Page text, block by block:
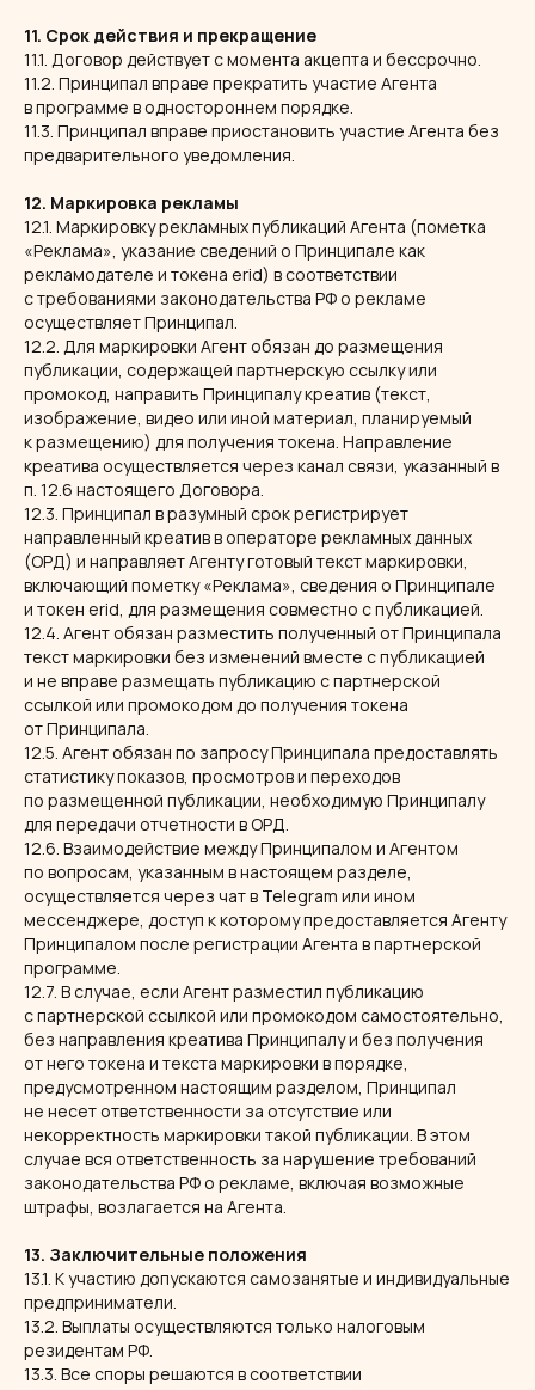
11. Срок действия и прекращение
11.1. Договор действует с момента акцепта и бессрочно.
11.2. Принципал вправе прекратить участие Агента
в программе в одностороннем порядке.
11.3. Принципал вправе приостановить участие Агента без
предварительного уведомления.
12. Маркировка рекламы
12.1. Маркировку рекламных публикаций Агента (пометка
«Реклама», указание сведений о Принципале как
рекламодателе и токена erid) в соответствии
с требованиями законодательства РФ о рекламе
осуществляет Принципал.
12.2. Для маркировки Агент обязан до размещения
публикации, содержащей партнерскую ссылку или
промокод, направить Принципалу креатив (текст,
изображение, видео или иной материал, планируемый
к размещению) для получения токена. Направление
креатива осуществляется через канал связи, указанный в
п. 12.6 настоящего Договора.
12.3. Принципал в разумный срок регистрирует
направленный креатив в операторе рекламных данных
(ОРД) и направляет Агенту готовый текст маркировки,
включающий пометку «Реклама», сведения о Принципале
и токен erid, для размещения совместно с публикацией.
12.4. Агент обязан разместить полученный от Принципала
текст маркировки без изменений вместе с публикацией
и не вправе размещать публикацию с партнерской
ссылкой или промокодом до получения токена
от Принципала.
12.5. Агент обязан по запросу Принципала предоставлять
статистику показов, просмотров и переходов
по размещенной публикации, необходимую Принципалу
для передачи отчетности в ОРД.
12.6. Взаимодействие между Принципалом и Агентом
по вопросам, указанным в настоящем разделе,
осуществляется через чат в Telegram или ином
мессенджере, доступ к которому предоставляется Агенту
Принципалом после регистрации Агента в партнерской
программе.
12.7. В случае, если Агент разместил публикацию
с партнерской ссылкой или промокодом самостоятельно,
без направления креатива Принципалу и без получения
от него токена и текста маркировки в порядке,
предусмотренном настоящим разделом, Принципал
не несет ответственности за отсутствие или
некорректность маркировки такой публикации. В этом
случае вся ответственность за нарушение требований
законодательства РФ о рекламе, включая возможные
штрафы, возлагается на Агента.
13. Заключительные положения
13.1. К участию допускаются самозанятые и индивидуальные
предприниматели.
13.2. Выплаты осуществляются только налоговым
резидентам РФ.
13.3. Все споры решаются в соответствии